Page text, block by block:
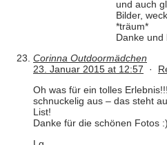
und auch
Bilder,
*träum*
Danke und
Corinna Outdoormädchen
23. Januar 2015 at 12:57 ·
Oh was für ein tolles
schnuckelig aus – das steht
List!
Danke für die schönen Fotos :)